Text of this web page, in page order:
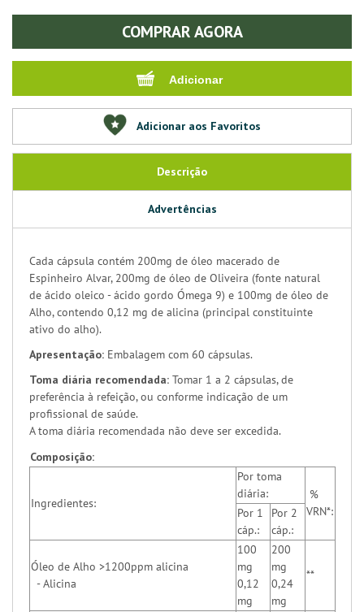
COMPRAR AGORA
Adicionar aos Favoritos
Descrição
Advertências
Cada cápsula contém 200mg de óleo macerado de
Espinheiro Alvar, 200mg de óleo de Oliveira (fonte natural
de ácido oleico - ácido gordo Ómega 9) e 100mg de óleo de
Alho, contendo 0,12 mg de alicina (principal constituinte
ativo do alho).
Apresentação: Embalagem com 60 cápsulas.
Toma diária recomendada: Tomar 1 a 2 cápsulas, de
preferência à refeição, ou conforme indicação de um
profissional de saúde.
A toma diária recomendada não deve ser excedida.
Composição:
Ingredientes:
Por toma
diária:
%
VRN*:
Por 1
cáp.:
Por 2
cáp.:
Óleo de Alho >1200ppm alicina
- Alicina
100
mg
0,12
mg
200
mg
0,24
mg
**